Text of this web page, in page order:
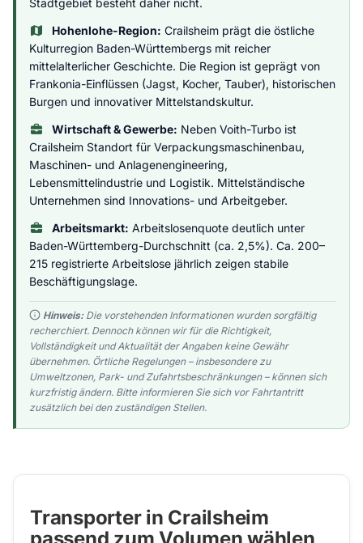
Stadtgebiet besteht daher nicht.
Hohenlohe-Region: Crailsheim prägt die östliche
Kulturregion Baden-Württembergs mit reicher
mittelalterlicher Geschichte. Die Region ist geprägt von
Frankonia-Einflüssen (Jagst, Kocher, Tauber), historischen
Burgen und innovativer Mittelstandskultur.
Wirtschaft & Gewerbe: Neben Voith-Turbo ist
Crailsheim Standort für Verpackungsmaschinenbau,
Maschinen- und Anlagenengineering,
Lebensmittelindustrie und Logistik. Mittelständische
Unternehmen sind Innovations- und Arbeitgeber.
Arbeitsmarkt: Arbeitslosenquote deutlich unter
Baden-Württemberg-Durchschnitt (ca. 2,5%). Ca. 200–
215 registrierte Arbeitslose jährlich zeigen stabile
Beschäftigungslage.
Hinweis:Die vorstehenden Informationen wurden sorgfältig
recherchiert. Dennoch können wir für die Richtigkeit,
Vollständigkeit und Aktualität der Angaben keine Gewähr
übernehmen. Örtliche Regelungen – insbesondere zu
Umweltzonen, Park- und Zufahrtsbeschränkungen – können sich
kurzfristig ändern. Bitte informieren Sie sich vor Fahrtantritt
zusätzlich bei den zuständigen Stellen.
Transporter in Crailsheim